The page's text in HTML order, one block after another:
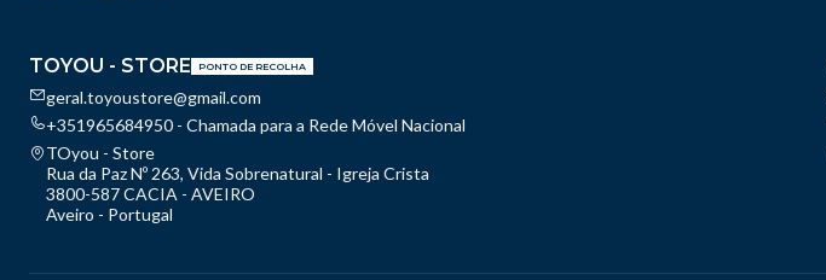
TOYOU - STORE PONTO DE RECOLHA
geral.toyoustore@gmail.com
+351965684950 - Chamada para a Rede Móvel Nacional
TOyou - Store
Rua da Paz Nº 263, Vida Sobrenatural - Igreja Crista
3800-587 CACIA - AVEIRO
Aveiro - Portugal